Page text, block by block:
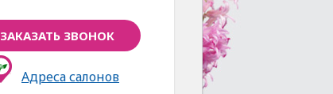
ЗАКАЗАТЬ ЗВОНОК
Адреса салонов